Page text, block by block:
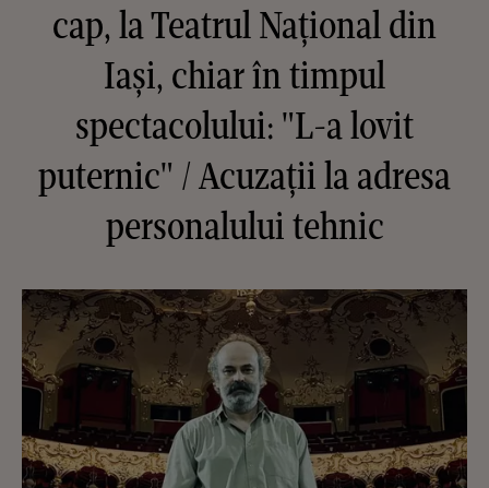
cap, la Teatrul Național din
Iași, chiar în timpul
spectacolului: "L-a lovit
puternic" / Acuzații la adresa
personalului tehnic